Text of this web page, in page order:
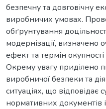
безпечну та довговічну
виробничих умовах.
обґрунтування
модернізації, визначено
ефект та термін
Окрему увагу приділено
виробничої безпеки та
ситуаціях, що відповідає
нормативних документів